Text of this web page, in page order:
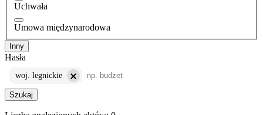
Uchwała
Umowa międzynarodowa
Inny
Hasła
woj. legnickie
Szukaj